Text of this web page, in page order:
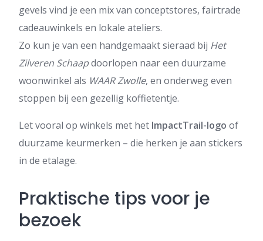
gevels vind je een mix van conceptstores, fairtrade
cadeauwinkels en lokale ateliers.
Zo kun je van een handgemaakt sieraad bij Het
Zilveren Schaapdoorlopen naar een duurzame
woonwinkel als WAAR Zwolle, en onderweg even
stoppen bij een gezellig koffietentje.
Let vooral op winkels met het ImpactTrail-logo of
duurzame keurmerken – die herken je aan stickers
in de etalage.
Praktische tips voor je
bezoek